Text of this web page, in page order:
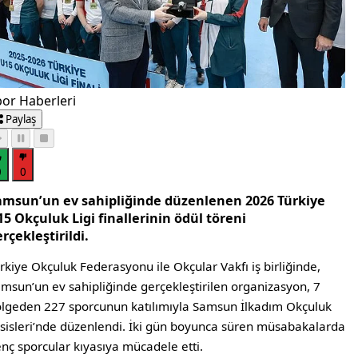
Haberleri
Paylaş
0
ev sahipliğinde düzenlenen 2026 Türkiye
Okçuluk Ligi finallerinin ödül töreni
Okçuluk Federasyonu ile Okçular Vakfı iş birliğinde,
ev sahipliğinde gerçekleştirilen organizasyon, 7
227 sporcunun katılımıyla Samsun İlkadım Okçuluk
düzenlendi. İki gün boyunca süren müsabakalarda
sporcular kıyasıya mücadele etti.